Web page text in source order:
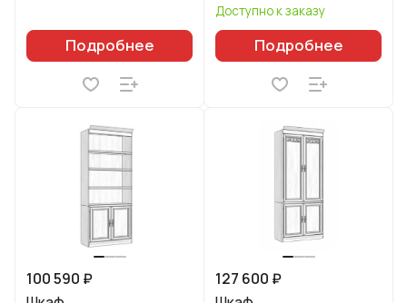
Подробнее
Доступно к заказу
Подробнее
100 590 ₽
127 600 ₽